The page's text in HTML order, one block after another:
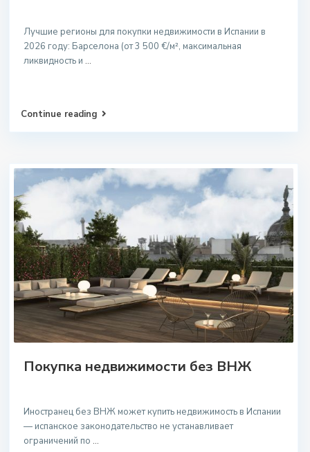
Лучшие регионы для покупки недвижимости в Испании в
2026 году: Барселона (от 3 500 €/м², максимальная
ликвидность и ...
Continue reading
Покупка недвижимости без ВНЖ
Иностранец без ВНЖ может купить недвижимость в Испании
— испанское законодательство не устанавливает
ограничений по ...